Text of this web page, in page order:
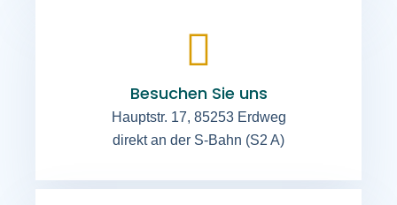
Besuchen Sie uns
Hauptstr. 17, 85253 Erdweg
direkt an der S-Bahn (S2 A)